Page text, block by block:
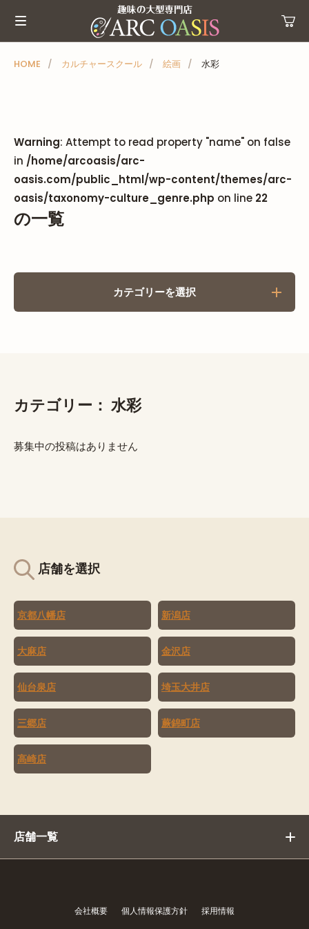
ュ
HOME カルチャースクール 絵画 水彩
Warning: Attempt to read property "name" on false
in /home/arcoasis/arc-
oasis.com/public_html/wp-content/themes/arc-
oasis/taxonomy-culture_genre.php on line 22
の一覧
カテゴリーを選択
カテゴリー： 水彩
募集中の投稿はありません
店舗を選択
京都八幡店 新潟店
大麻店 金沢店
仙台泉店 埼玉大井店
三郷店 蕨錦町店
高崎店
店舗一覧
会社概要 個人情報保護方針 採用情報